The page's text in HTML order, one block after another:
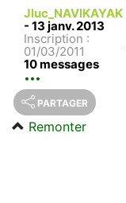
Jluc_NAVIKAYAK
- 13 janv. 2013
Inscription :
01/03/2011
10 messages
PARTAGER
Remonter